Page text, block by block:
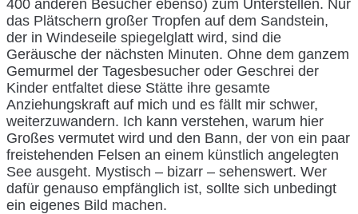
400 anderen Besucher ebenso) zum Unterstellen. Nur
das Plätschern großer Tropfen auf dem Sandstein,
der in Windeseile spiegelglatt wird, sind die
Geräusche der nächsten Minuten. Ohne dem ganzem
Gemurmel der Tagesbesucher oder Geschrei der
Kinder entfaltet diese Stätte ihre gesamte
Anziehungskraft auf mich und es fällt mir schwer,
weiterzuwandern. Ich kann verstehen, warum hier
Großes vermutet wird und den Bann, der von ein paar
freistehenden Felsen an einem künstlich angelegten
See ausgeht. Mystisch – bizarr – sehenswert. Wer
dafür genauso empfänglich ist, sollte sich unbedingt
ein eigenes Bild machen.